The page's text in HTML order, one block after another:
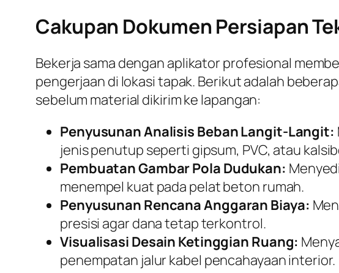
Cakupan Dokumen Persiapan
Bekerja sama dengan aplikator profesional
pengerjaan di lokasi tapak. Berikut adalah
sebelum material dikirim ke lapangan:
Penyusunan Analisis Beban Langit-Langit:
jenis penutup seperti gipsum, PVC, atau
Pembuatan Gambar Pola Dudukan:
menempel kuat pada pelat beton rumah.
Penyusunan Rencana Anggaran Biaya:
presisi agar dana tetap terkontrol.
Visualisasi Desain Ketinggian Ruang:
penempatan jalur kabel pencahayaan interior.